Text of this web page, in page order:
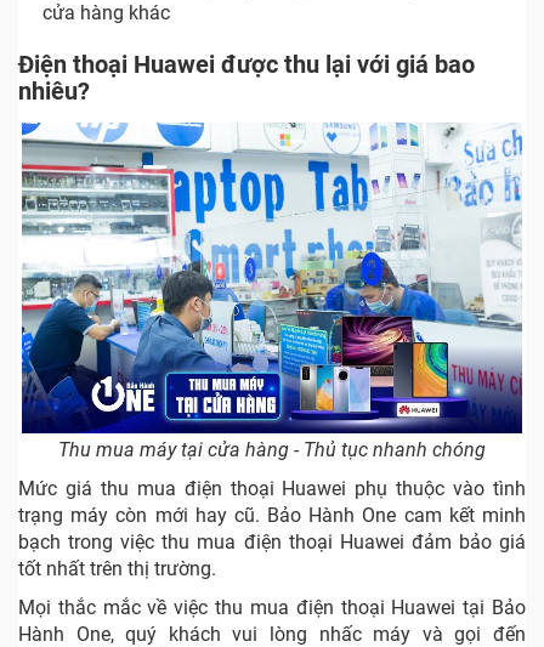
cửa hàng khác
Điện thoại Huawei được thu lại với giá bao
nhiêu?
Thu mua máy tại cửa hàng - Thủ tục nhanh chóng
Mức giá thu mua điện thoại Huawei phụ thuộc vào tình
trạng máy còn mới hay cũ. Bảo Hành One cam kết minh
bạch trong việc thu mua điện thoại Huawei đảm bảo giá
tốt nhất trên thị trường.
Mọi thắc mắc về việc thu mua điện thoại Huawei tại Bảo
Hành One, quý khách vui lòng nhấc máy và gọi đến